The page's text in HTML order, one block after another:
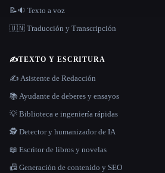
📝🔉 Texto a voz
🇺🇳 Traducción y Transcripción
✍️TEXTO Y ESCRITURA
✍️ Asistente de Redacción
📚 Ayudante de deberes y ensayos
💡 Biblioteca e ingeniería rápidas
🕵️ Detector y humanizador de IA
📖 Escritor de libros y novelas
📠 Generación de contenido y SEO